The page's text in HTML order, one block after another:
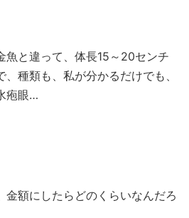
魚と違って、体長15～20センチ
種類も、私が分かるだけでも、
疱眼…
金額にしたらどのくらいなんだろ